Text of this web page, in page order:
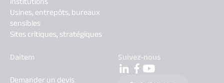
Usines, entrepôts, bureaux
sensibles
Sites critiques, stratégiques
Daitem
Demander un devis
Suivez-nous